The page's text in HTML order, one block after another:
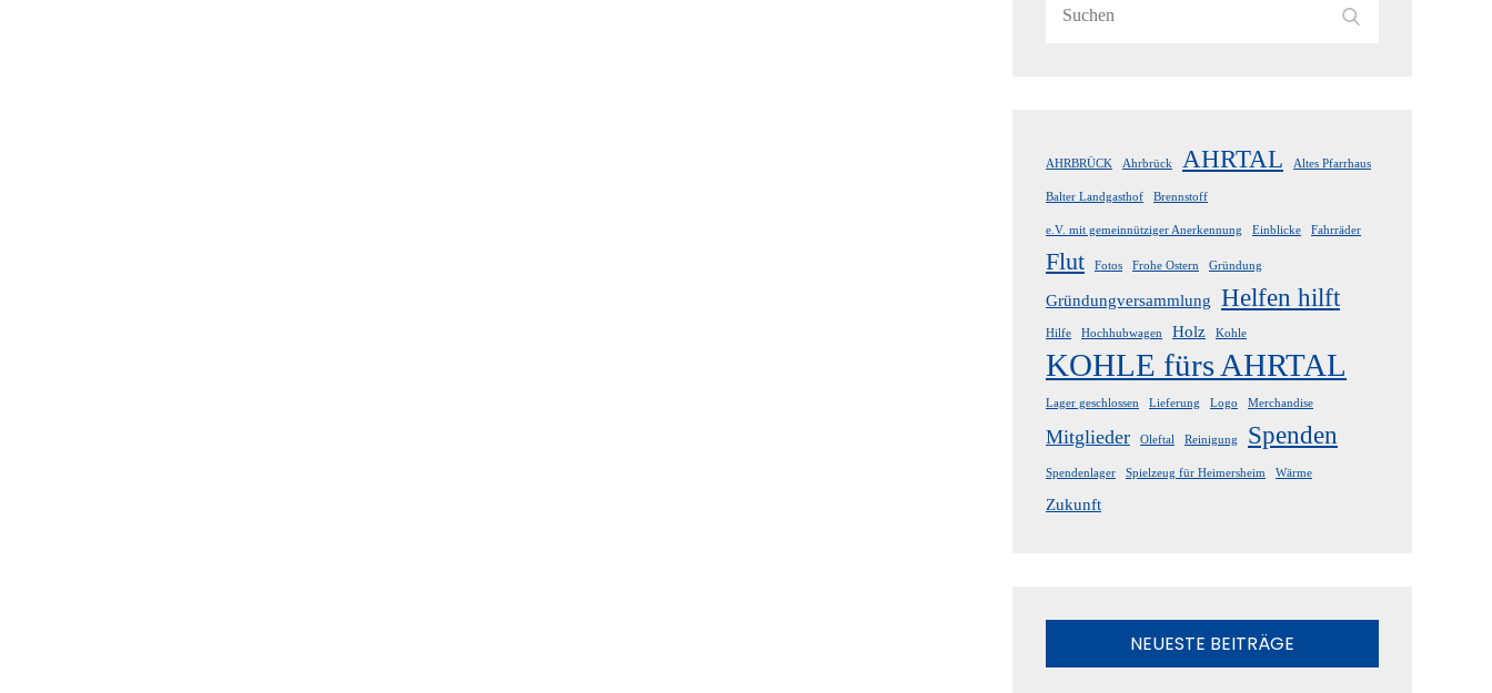
AHRBRÜCK Ahrbrück AHRTAL Altes Pfarrhaus
Balter Landgasthof Brennstoff
e.V. mit gemeinnütziger Anerkennung Einblicke Fahrräder
Flut Fotos Frohe Ostern Gründung
Gründungversammlung Helfen hilft
Hilfe Hochhubwagen Holz Kohle
KOHLE fürs AHRTAL
Lager geschlossen Lieferung Logo Merchandise
Mitglieder Oleftal Reinigung Spenden
Spendenlager Spielzeug für Heimersheim Wärme
Zukunft
NEUESTE BEITRÄGE